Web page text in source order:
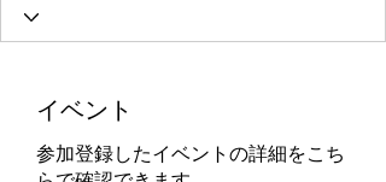
イベント
参加登録したイベントの詳細をこち